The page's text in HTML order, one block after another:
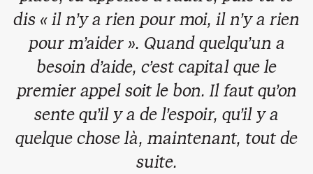
dis « il n’y a rien pour moi, il n’y a rien
pour m’aider ». Quand quelqu’un a
besoin d’aide, c’est capital que le
premier appel soit le bon. Il faut qu’on
sente qu’il y a de l’espoir, qu’il y a
quelque chose là, maintenant, tout de
suite.